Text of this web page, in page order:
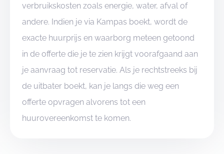
verbruikskosten zoals energie, water, afval of
andere. Indien je via Kampas boekt, wordt de
exacte huurprijs en waarborg meteen getoond
in de offerte die je te zien krijgt voorafgaand aan
je aanvraag tot reservatie. Als je rechtstreeks bij
de uitbater boekt, kan je langs die weg een
offerte opvragen alvorens tot een
huurovereenkomst te komen.